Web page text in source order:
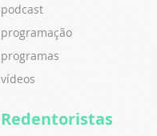
podcast
programação
programas
vídeos
Redentoristas